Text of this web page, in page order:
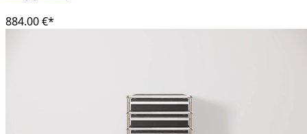
884.00 €*